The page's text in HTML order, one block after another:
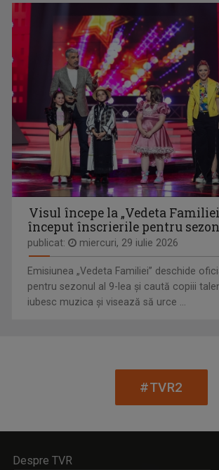
PESCAR HOINAR
Fiecare episod al seriei „Pescar hoinar” este ...
LIANA STANCIU
S-a născut în București pe 24 iulie 1971, iar ...
Visul începe la „Vedeta
început înscrierile pentru
publicat: miercuri, 29 iulie 2026
Emisiunea „Vedeta Familiei” deschide
pentru sezonul al 9-lea și caută copiii
iubesc muzica și visează să urce ...
#TVR2
Despre TVR